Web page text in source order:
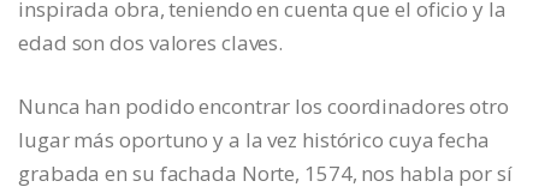
inspirada obra, teniendo en cuenta que el oficio y la
edad son dos valores claves.
Nunca han podido encontrar los coordinadores otro
lugar más oportuno y a la vez histórico cuya fecha
grabada en su fachada Norte, 1574, nos habla por sí